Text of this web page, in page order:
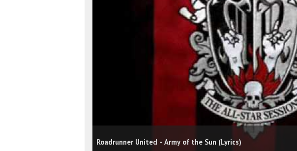
Roadrunner United - Army of the Sun (Lyrics)